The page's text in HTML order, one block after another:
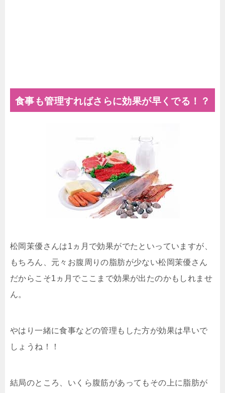
食事も管理すればさらに効果が早くでる！？
松岡茉優さんは1ヵ月で効果がでたといっていますが、
もちろん、元々お腹周りの脂肪が少ない松岡茉優さん
だからこそ1ヵ月でここまで効果が出たのかもしれませ
ん。
やはり一緒に食事などの管理もした方が効果は早いで
しょうね！！
結局のところ、いくら腹筋があってもその上に脂肪が